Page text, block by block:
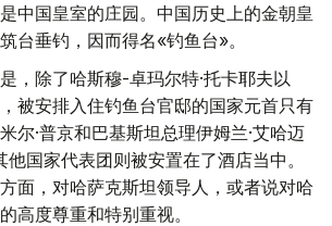
中国皇室的庄园。中国历史上的金朝皇
台垂钓，因而得名«钓鱼台»。
，除了哈斯穆-卓玛尔特·托卡耶夫以
被安排入住钓鱼台官邸的国家元首只有
尔·普京和巴基斯坦总理伊姆兰·艾哈迈
他国家代表团则被安置在了酒店当中。
面，对哈萨克斯坦领导人，或者说对哈
高度尊重和特别重视。